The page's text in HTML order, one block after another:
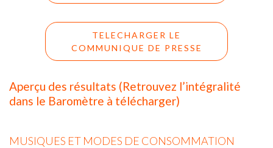
TELECHARGER LE
COMMUNIQUE DE PRESSE
Aperçu des résultats (Retrouvez l’intégralité
dans le Baromètre à télécharger)
MUSIQUES ET MODES DE CONSOMMATION